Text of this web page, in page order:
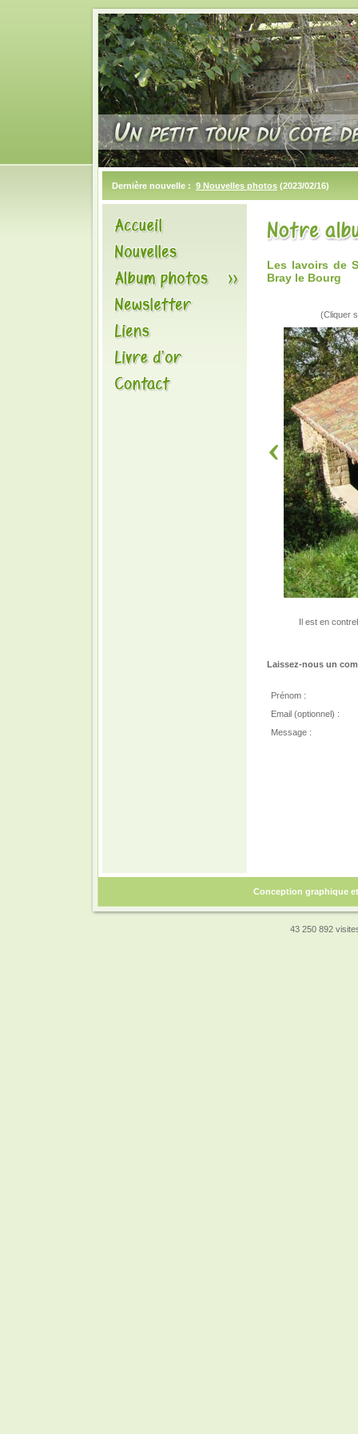
Dernière nouvelle : 9 Nouvelles photos (2023/02/16)
Les lavoirs de
Bray le Bourg
(Cliquer
Il est en
Laissez-nous un
Prénom :
Email (optionnel) :
Message :
Conception graphique
43 250 892